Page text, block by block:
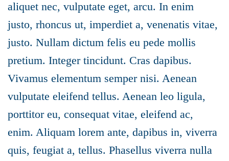
aliquet nec, vulputate eget, arcu. In enim
justo, rhoncus ut, imperdiet a, venenatis vitae,
justo. Nullam dictum felis eu pede mollis
pretium. Integer tincidunt. Cras dapibus.
Vivamus elementum semper nisi. Aenean
vulputate eleifend tellus. Aenean leo ligula,
porttitor eu, consequat vitae, eleifend ac,
enim. Aliquam lorem ante, dapibus in, viverra
quis, feugiat a, tellus. Phasellus viverra nulla